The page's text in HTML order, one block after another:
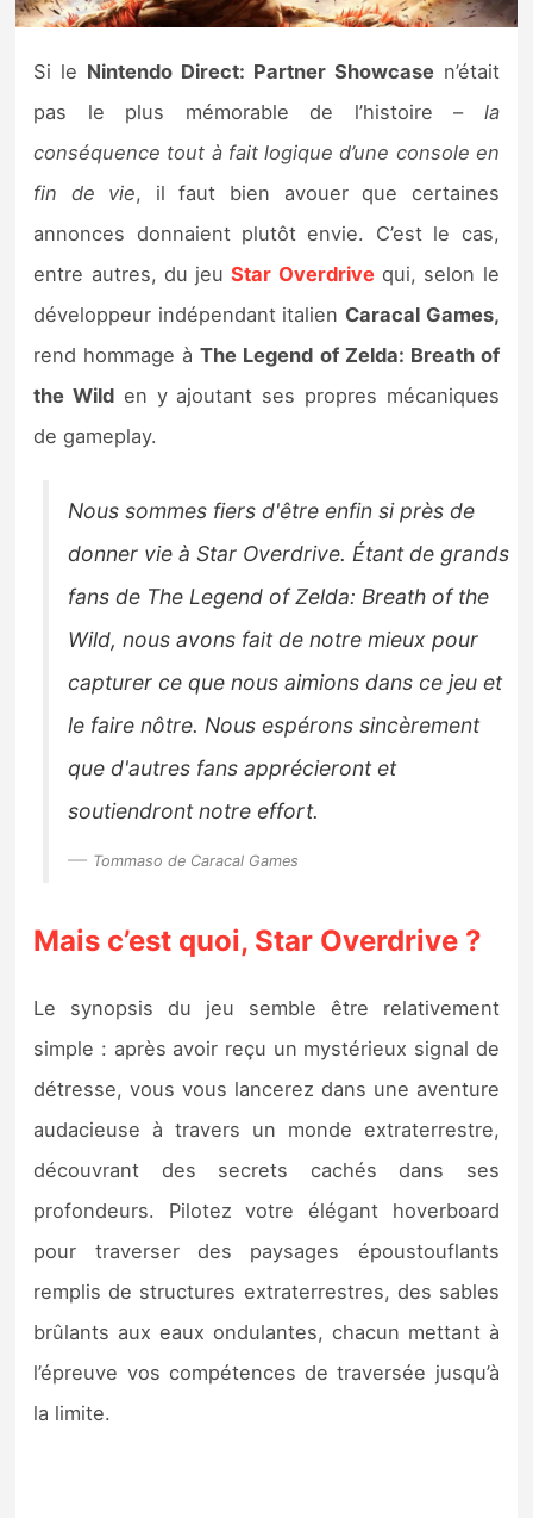
Tests de jeux
Tests d’accessoires
Previews
Précommandes
Précommandes jeux Switch 2
Sorties de jeux
Guides
Si le Nintendo Direct: Partner Showcasen’était
pas le plus mémorable de l’histoire – la
conséquence tout à fait logique d’une console en
fin de vie, il faut bien avouer que certaines
annonces donnaient plutôt envie. C’est le cas,
entre autres, du jeuStar Overdrivequi, selon le
développeur indépendant italien Caracal Games,
rend hommage àThe Legend of Zelda: Breath of
the Wild en y ajoutant ses propres mécaniques
de gameplay.
Nous sommes fiers d'être enfin si près de
donner vie à Star Overdrive. Étant de grands
fans de The Legend of Zelda: Breath of the
Wild, nous avons fait de notre mieux pour
capturer ce que nous aimions dans ce jeu et
le faire nôtre. Nous espérons sincèrement
que d'autres fans apprécieront et
soutiendront notre effort.
Tommaso de Caracal Games
Mais c’est quoi, Star Overdrive ?
Le synopsis du jeu semble être relativement
simple : après avoir reçu un mystérieux signal de
détresse, vous vous lancerez dans une aventure
audacieuse à travers un monde extraterrestre,
découvrant des secrets cachés dans ses
profondeurs. Pilotez votre élégant hoverboard
pour traverser des paysages époustouflants
remplis de structures extraterrestres, des sables
brûlants aux eaux ondulantes, chacun mettant à
l’épreuve vos compétences de traversée jusqu’à
la limite.